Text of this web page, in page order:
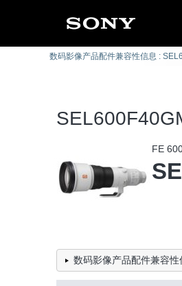
数码影像产品配件兼容性信息 :
FE
数码影像产品配件兼容